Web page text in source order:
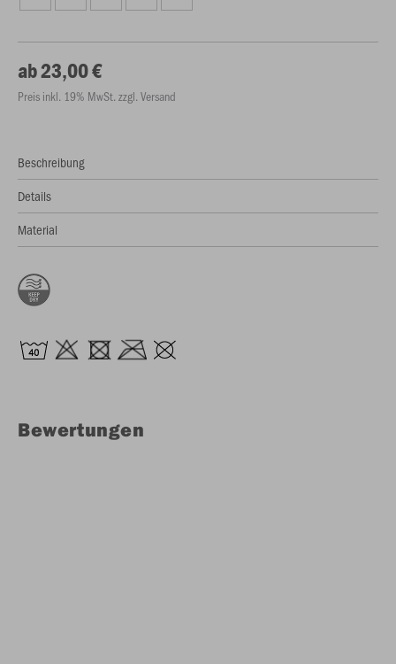
ab 23,00 €
Preis inkl. 19% MwSt. zzgl. Versand
Beschreibung
Details
Material
Bewertungen